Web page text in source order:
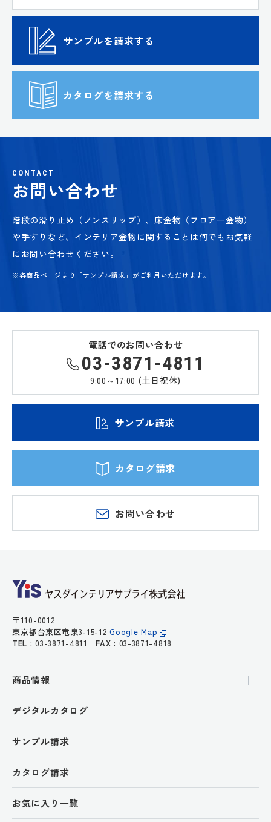
サンプルを請求する
カタログを請求する
CONTACT
お問い合わせ
階段の滑り止め（ノンスリップ）、床金物（フロアー金物）
や手すりなど、 インテリア金物に関することは何でもお気軽
にお問い合わせください。
※各商品ページより「サンプル請求」がご利用いただけます。
電話でのお問い合わせ
03-3871-4811
9:00～17:00 (土日祝休)
サンプル請求
カタログ請求
お問い合わせ
〒110-0012
東京都台東区竜泉3-15-12Google Map
TEL : 03-3871-4811FAX : 03-3871-4818
商品情報
デジタルカタログ
サンプル請求
カタログ請求
お気に入り一覧